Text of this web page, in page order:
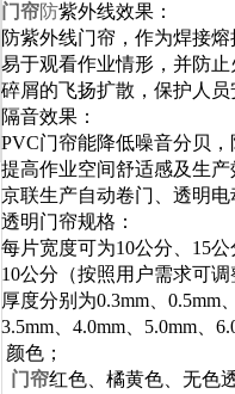
门帘防紫外线效果：
防紫外线门帘，作为焊接
易于观看作业情形，并防止
碎屑的飞扬扩散，保护人员
隔音效果：
PVC门帘能降低噪音分贝
提高作业空间舒适感及生产
京联生产自动卷门、透明电
透明门帘规格：
每片宽度可为10公分、15公
10公分 （按照用户需求可调
厚度分别为0.3mm、0.5mm
3.5mm、4.0mm、 5.0mm、
颜色；
门帘红色、橘黄色、无色